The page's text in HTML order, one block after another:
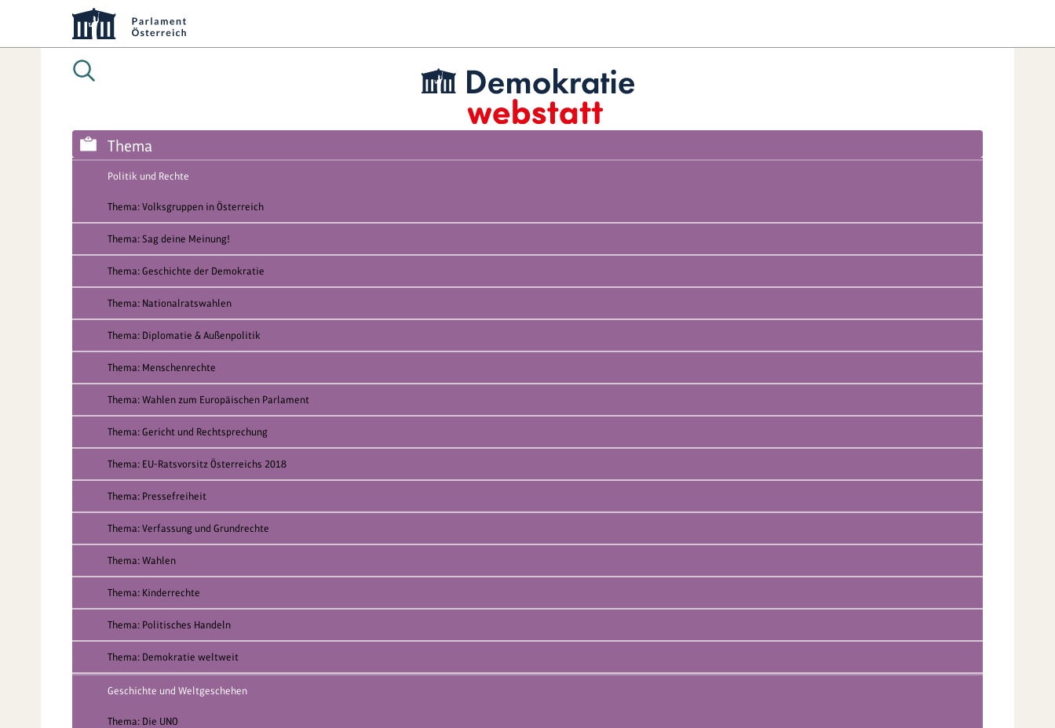
Thema
Politik und Rechte
Thema: Volksgruppen in Österreich
Thema: Sag deine Meinung!
Thema: Geschichte der Demokratie
Thema: Nationalratswahlen
Thema: Diplomatie & Außenpolitik
Thema: Menschenrechte
Thema: Wahlen zum Europäischen Parlament
Thema: Gericht und Rechtsprechung
Thema: EU-Ratsvorsitz Österreichs 2018
Thema: Pressefreiheit
Thema: Verfassung und Grundrechte
Thema: Wahlen
Thema: Kinderrechte
Thema: Politisches Handeln
Thema: Demokratie weltweit
Geschichte und Weltgeschehen
Thema: Die UNO